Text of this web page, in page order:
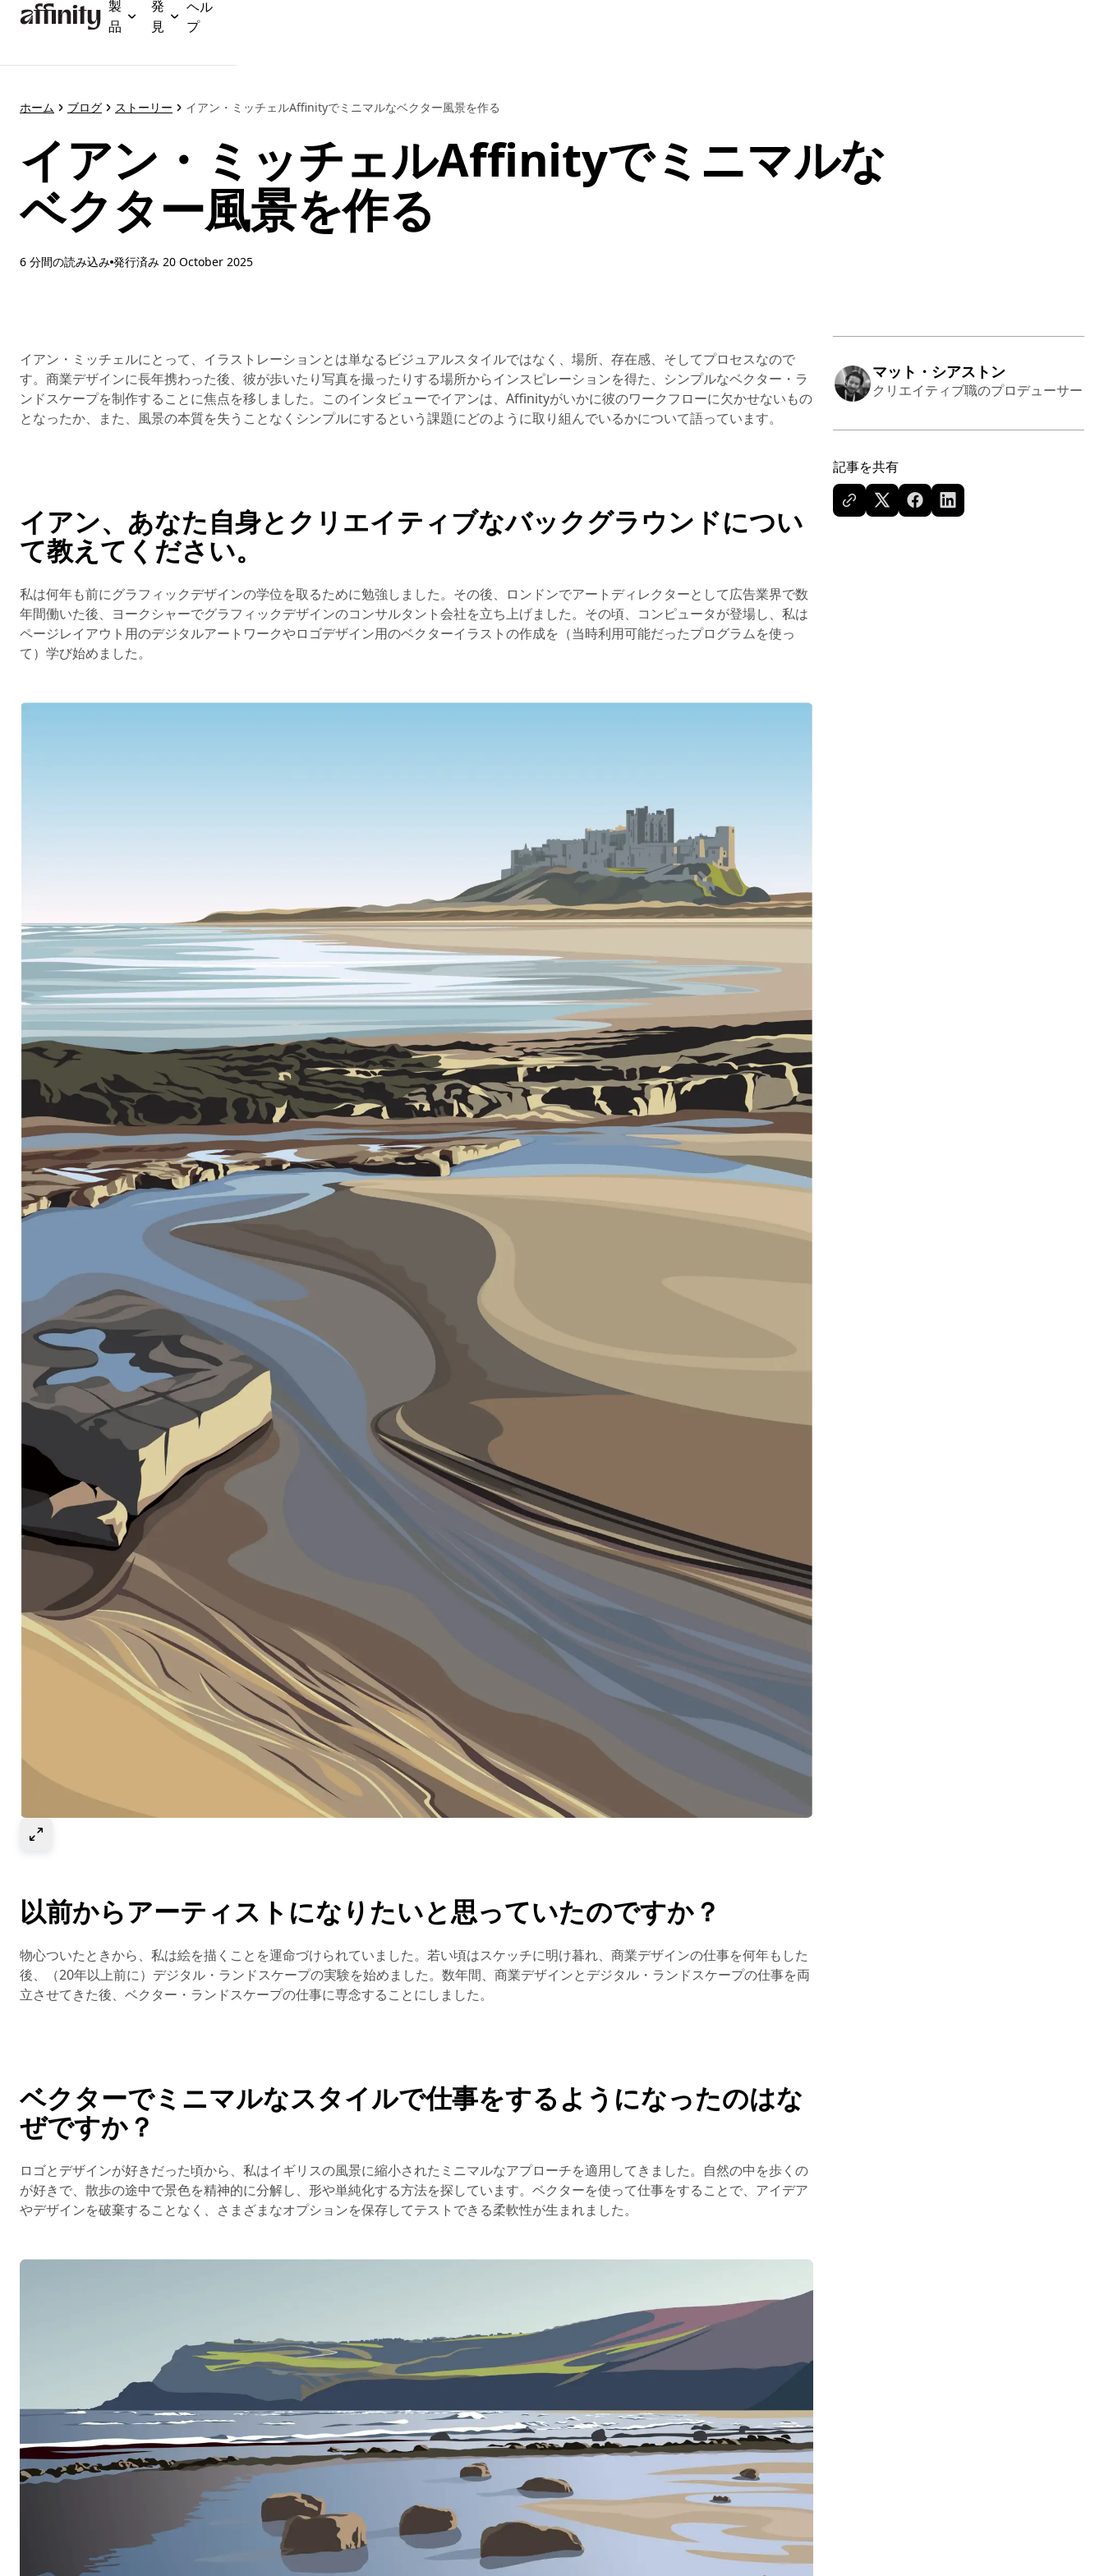
コ
製
品
発
見
ヘル
プ
ホーム ブログ ストーリー イアン・ミッチェルAffinityでミニマルなベクター風景を作る
イアン・ミッチェルAffinityでミニマルな
ベクター風景を作る
6 分間の読み込み 発行済み 20 October 2025
イアン・ミッチェルにとって、イラストレーションとは単なるビジュアルスタイルではなく、場所、存在感、そしてプロセスなので
す。商業デザインに長年携わった後、彼が歩いたり写真を撮ったりする場所からインスピレーションを得た、シンプルなベクター・ラ
ンドスケープを制作することに焦点を移しました。このインタビューでイアンは、Affinityがいかに彼のワークフローに欠かせないもの
となったか、また、風景の本質を失うことなくシンプルにするという課題にどのように取り組んでいるかについて語っています。
イアン、あなた自身とクリエイティブなバックグラウンドについ
て教えてください。
私は何年も前にグラフィックデザインの学位を取るために勉強しました。その後、ロンドンでアートディレクターとして広告業界で数
年間働いた後、ヨークシャーでグラフィックデザインのコンサルタント会社を立ち上げました。その頃、コンピュータが登場し、私は
ページレイアウト用のデジタルアートワークやロゴデザイン用のベクターイラストの作成を（当時利用可能だったプログラムを使っ
て）学び始めました。
以前からアーティストになりたいと思っていたのですか？
物心ついたときから、私は絵を描くことを運命づけられていました。若い頃はスケッチに明け暮れ、商業デザインの仕事を何年もした
後、（20年以上前に）デジタル・ランドスケープの実験を始めました。数年間、商業デザインとデジタル・ランドスケープの仕事を両
立させてきた後、ベクター・ランドスケープの仕事に専念することにしました。
ベクターでミニマルなスタイルで仕事をするようになったのはな
ぜですか？
ロゴとデザインが好きだった頃から、私はイギリスの風景に縮小されたミニマルなアプローチを適用してきました。自然の中を歩くの
が好きで、散歩の途中で景色を精神的に分解し、形や単純化する方法を探しています。ベクターを使って仕事をすることで、アイデア
やデザインを破棄することなく、さまざまなオプションを保存してテストできる柔軟性が生まれました。
マット・シアストン
クリエイティブ職のプロデューサー
記事を共有